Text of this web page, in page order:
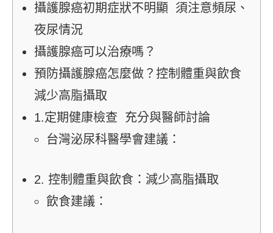
攝護腺癌初期症狀不明顯 須注意頻尿、
夜尿情況
攝護腺癌可以治療嗎？
預防攝護腺癌怎麼做？控制體重與飲食
減少高脂攝取
1.定期健康檢查 充分與醫師討論
台灣泌尿科醫學會建議：
2. 控制體重與飲食：減少高脂攝取
飲食建議：